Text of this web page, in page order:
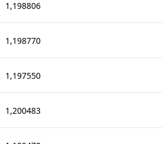
1,198806
1,198770
1,197550
1,200483